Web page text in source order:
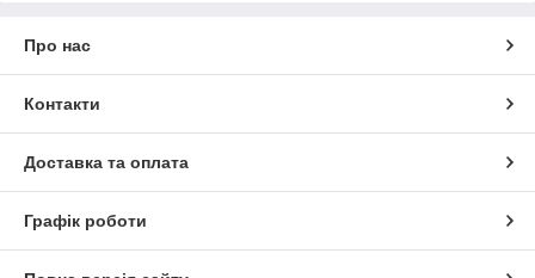
Про нас
Контакти
Доставка та оплата
Графік роботи